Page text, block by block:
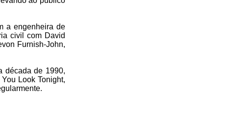
a engenheira de
civil com David
Furnish-John,
década de 1990,
Look Tonight,